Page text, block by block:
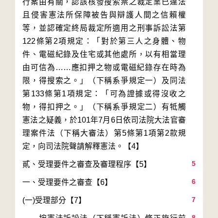
行案由有關，認該核發搜索票之裁定業已違法
且侵害憲法所保障被告與辯護人間之信賴權
等，並認確定終局裁定所適用之刑事訴訟法第
122條第2項規定：「對於第三人之身體、物
件、電磁紀錄及住宅或其他處所，以有相當理
由可信為……應扣押之物或電磁紀錄存在時為
限，得搜索之。」（下稱系爭規定一）及同法
第133條第1項規定：「可為證據或得沒收之
物，得扣押之。」（下稱系爭規定二）有牴觸
憲法之疑義，於101年7月6日依司法院大法官審
理案件法（下稱大審法）第5條第1項第2款規
5
6
7